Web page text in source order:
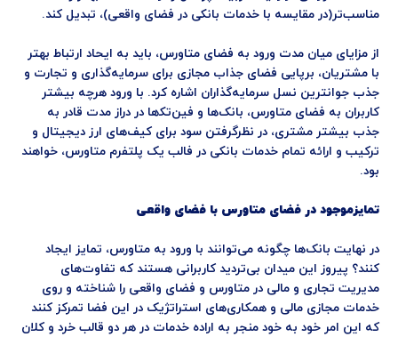
مناسب‌تر(در مقایسه با خدمات بانکی در فضای واقعی)، تبدیل کند.
از مزایای میان مدت ورود به فضای متاورس، باید به ایحاد ارتباط بهتر
با مشتریان، برپایی فضای جذاب مجازی برای سرمایه‌گذاری و تجارت و
جذب جوانترین نسل سرمایه‌گذاران اشاره کرد. با ورود هرچه بیشتر
کاربران به فضای متاورس، بانک‌ها و فین‌تک‍‌ها در دراز مدت قادر به
جذب بیشتر مشتری، در نظرگرفتن سود برای کیف‌های ارز دیجیتال و
ترکیب و ارائه تمام خدمات بانکی در فالب یک پلتفرم متاورس، خواهند
بود.
تمایزموجود در فضای متاورس با فضای واقعی
در نهایت بانک‌ها چگونه می‌توانند با ورود به متاورس، تمایز ایجاد
کنند؟ پیروز این میدان بی‌تردید کاربرانی هستند که تفاوت‌های
مدیریت تجاری و مالی در متاورس و فضای واقعی را شناخته و روی
خدمات مجازی مالی و همکاری‌های استراتژیک در این فضا تمرکز کنند
که این امر خود به خود منجر به اراده خدمات در هر دو قالب خرد و کلان